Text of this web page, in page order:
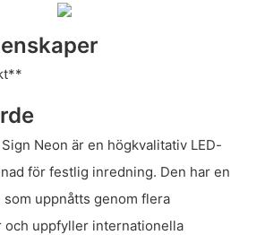
Neon är en högkvalitativ LED-
för festlig inredning. Den har en
uppnåtts genom flera
uppfyller internationella